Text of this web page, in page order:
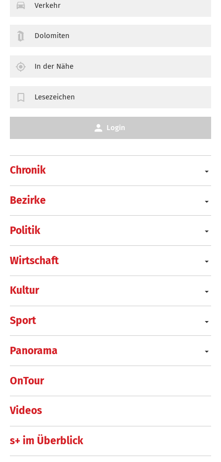
Chronik
Bezirke
Politik
Wirtschaft
Kultur
Sport
Panorama
OnTour
Videos
s+ im Überblick
Verkehr
Dolomiten
In der Nähe
Lesezeichen
Login